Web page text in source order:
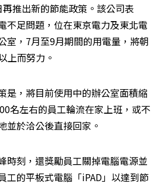
再推出新的節能政策。該公司表
不足問題，位在東京電力及東北電
室，7月至9月期間的用電量，將朝
上而努力。
是，將目前使用中的辦公室面積縮
名左右的員工輪流在家上班，或不
並於洽公後直接回家。
時刻，還獎勵員工關掉電腦電源並
工的平板式電腦「iPAD」以達到節